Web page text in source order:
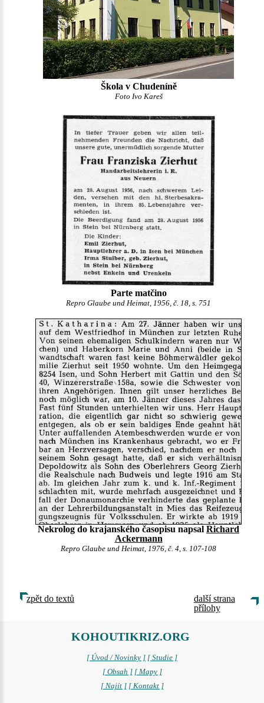
Škola v Chudeníně
Foto Ivo Kareš
Parte matčino
Repro Glaube und Heimat, 1956, č. 18, s. 751
Nekrolog do krajanského časopisu napsal Richard
Ackermann
Repro Glaube und Heimat, 1976, č. 4, s. 107-108
zpět do textů
další strana
přílohy
KOHOUTIKRIZ.ORG
[ Úvod / Novinky ] [ Studie ]
[ Obsah ] [ Mapy ]
[ Najít ] [ Kontakt ]